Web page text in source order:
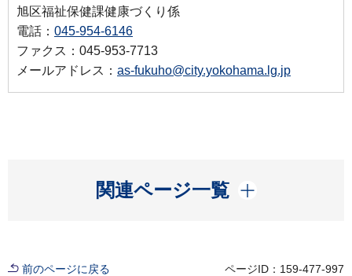
旭区福祉保健課健康づくり係
電話： 045-954-6146
ファクス：045-953-7713
メールアドレス： as-fukuho@city.yokohama.lg.jp
関連ページ一覧
開く
前のページに戻る ページID：159-477-997